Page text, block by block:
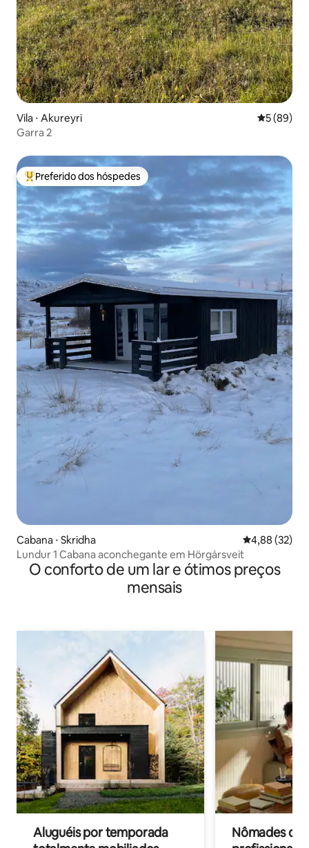
Vila ⋅ Akureyri 5 de uma
5 (89)
Garra 2
Entre os melhores preferidos dos hóspedes
Preferido dos hóspedes
Cabana ⋅ Skridha 4,88 de uma
4,88 (32)
Lundur 1 Cabana aconchegante em Hörgársveit
O conforto de um lar e ótimos preços
mensais
Aluguéis por temporada
Nômades